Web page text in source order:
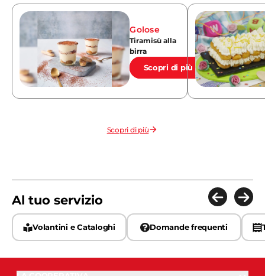
Golose
Tiramisù alla
birra
Scopri di più
Scopri di più
Al tuo servizio
Volantini e Cataloghi Domande frequenti